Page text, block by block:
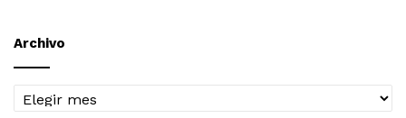
Archivo
Archivo